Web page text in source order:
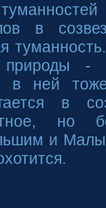
в
-
в ней
в
но
и